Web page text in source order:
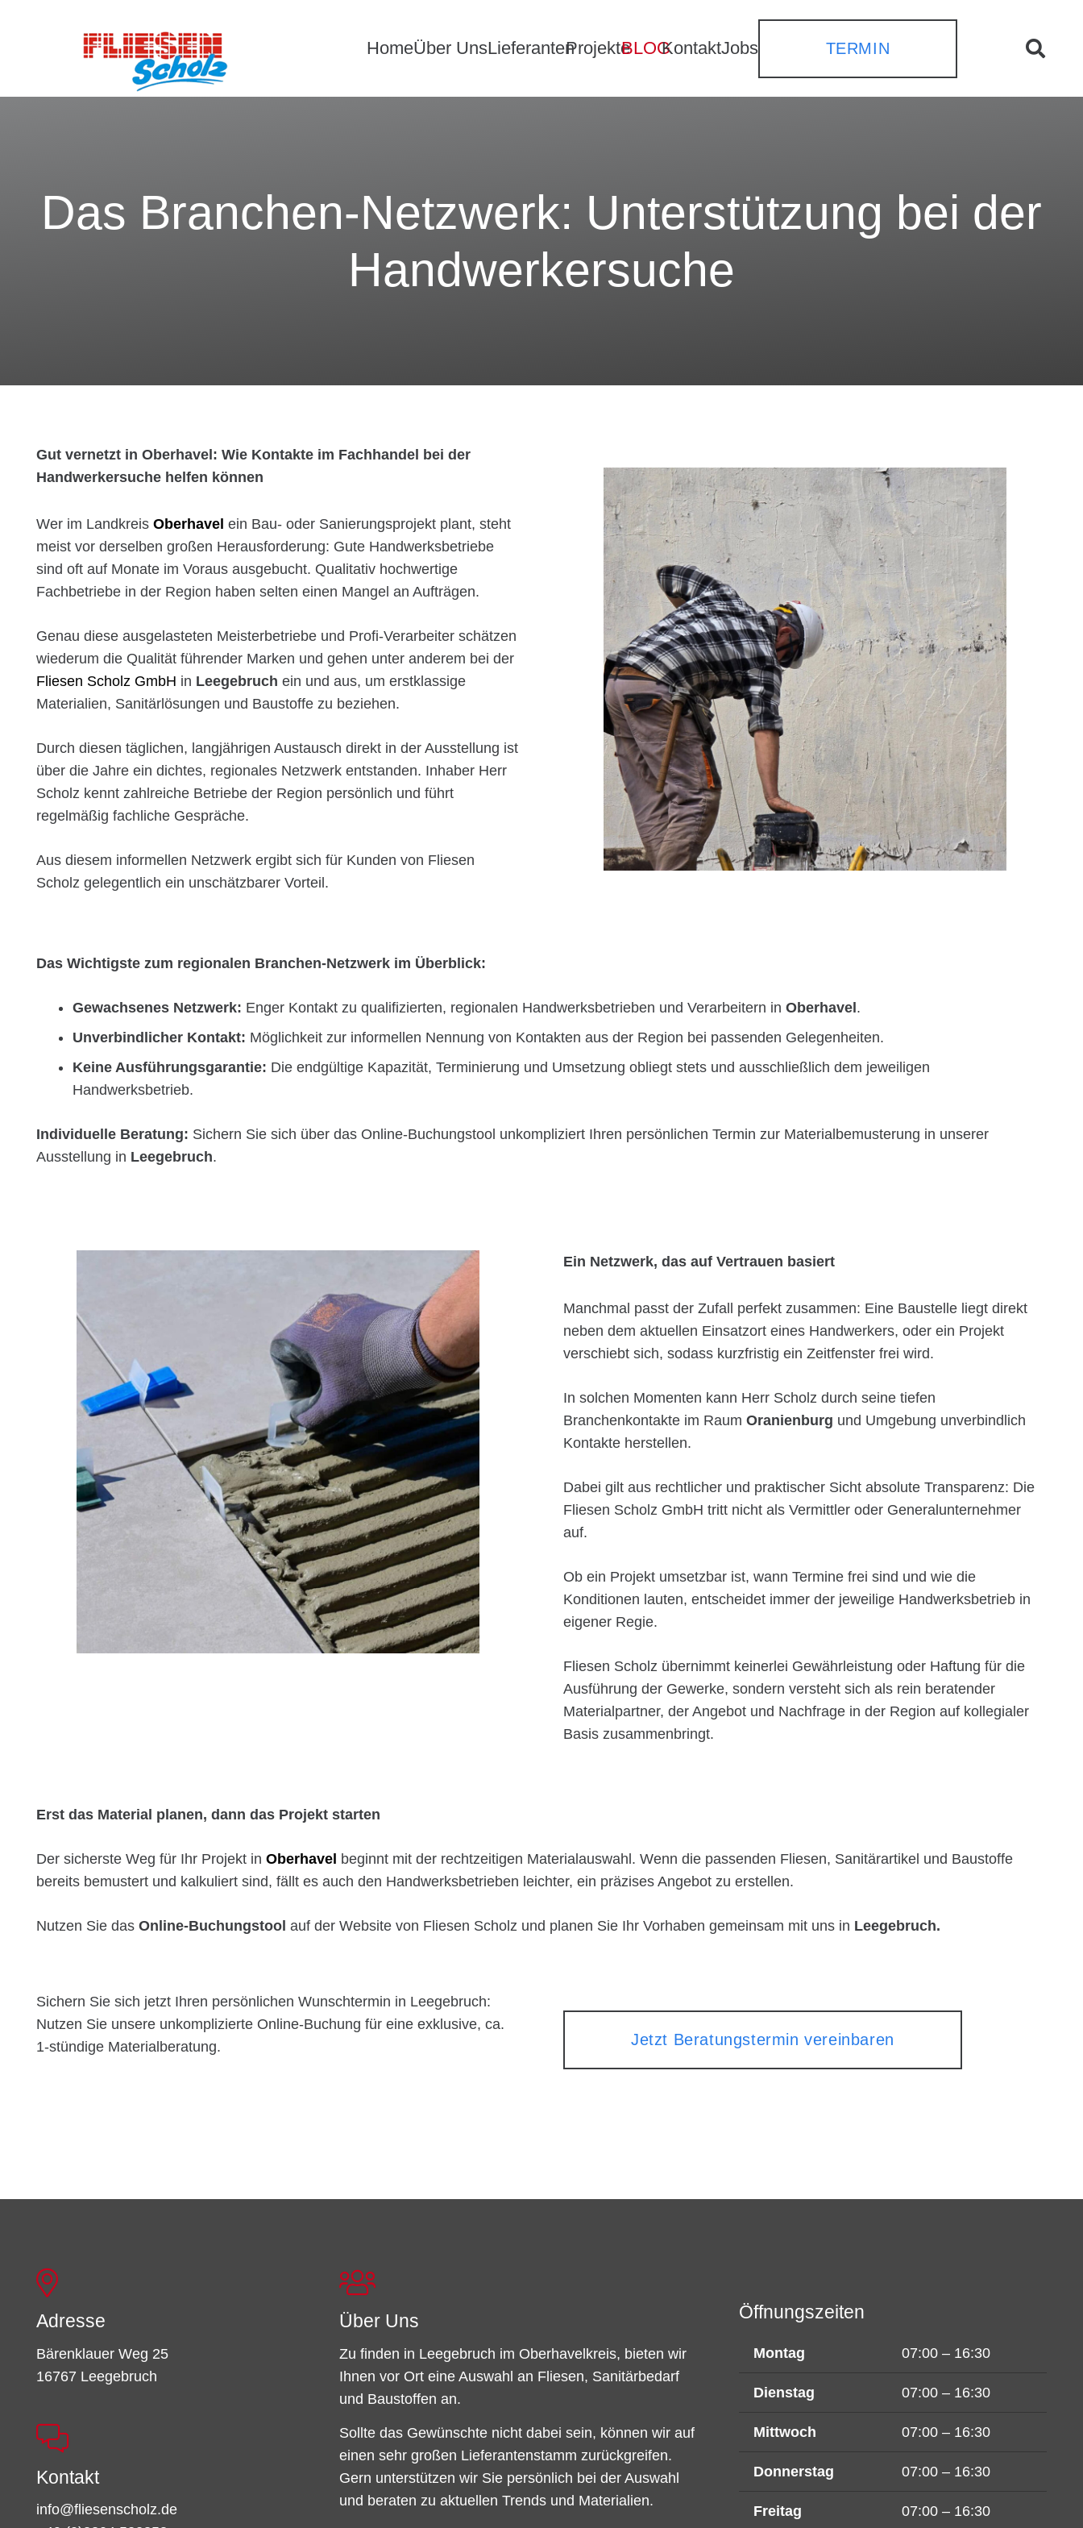
HomeÜber UnsLieferantenProjekteBLOGKontaktJobs TERMIN
Das Branchen-Netzwerk: Unterstützung bei der
Handwerkersuche
Gut vernetzt in Oberhavel: Wie Kontakte im Fachhandel bei der
Handwerkersuche helfen können
Wer im Landkreis Oberhavel ein Bau- oder Sanierungsprojekt plant, steht
meist vor derselben großen Herausforderung: Gute Handwerksbetriebe
sind oft auf Monate im Voraus ausgebucht. Qualitativ hochwertige
Fachbetriebe in der Region haben selten einen Mangel an Aufträgen.
Genau diese ausgelasteten Meisterbetriebe und Profi-Verarbeiter schätzen
wiederum die Qualität führender Marken und gehen unter anderem bei der
Fliesen Scholz GmbH in Leegebruch ein und aus, um erstklassige
Materialien, Sanitärlösungen und Baustoffe zu beziehen.
Durch diesen täglichen, langjährigen Austausch direkt in der Ausstellung ist
über die Jahre ein dichtes, regionales Netzwerk entstanden. Inhaber Herr
Scholz kennt zahlreiche Betriebe der Region persönlich und führt
regelmäßig fachliche Gespräche.
Aus diesem informellen Netzwerk ergibt sich für Kunden von Fliesen
Scholz gelegentlich ein unschätzbarer Vorteil.
Das Wichtigste zum regionalen Branchen-Netzwerk im Überblick:
Gewachsenes Netzwerk: Enger Kontakt zu qualifizierten, regionalen Handwerksbetrieben und Verarbeitern in Oberhavel .
Unverbindlicher Kontakt: Möglichkeit zur informellen Nennung von Kontakten aus der Region bei passenden Gelegenheiten.
Keine Ausführungsgarantie: Die endgültige Kapazität, Terminierung und Umsetzung obliegt stets und ausschließlich dem jeweiligen
Handwerksbetrieb.
Individuelle Beratung: Sichern Sie sich über das Online-Buchungstool unkompliziert Ihren persönlichen Termin zur Materialbemusterung in unserer
Ausstellung in Leegebruch.
Ein Netzwerk, das auf Vertrauen basiert
Manchmal passt der Zufall perfekt zusammen: Eine Baustelle liegt direkt
neben dem aktuellen Einsatzort eines Handwerkers, oder ein Projekt
verschiebt sich, sodass kurzfristig ein Zeitfenster frei wird.
In solchen Momenten kann Herr Scholz durch seine tiefen
Branchenkontakte im Raum Oranienburg und Umgebung unverbindlich
Kontakte herstellen.
Dabei gilt aus rechtlicher und praktischer Sicht absolute Transparenz: Die
Fliesen Scholz GmbH tritt nicht als Vermittler oder Generalunternehmer
auf.
Ob ein Projekt umsetzbar ist, wann Termine frei sind und wie die
Konditionen lauten, entscheidet immer der jeweilige Handwerksbetrieb in
eigener Regie.
Fliesen Scholz übernimmt keinerlei Gewährleistung oder Haftung für die
Ausführung der Gewerke, sondern versteht sich als rein beratender
Materialpartner, der Angebot und Nachfrage in der Region auf kollegialer
Basis zusammenbringt.
Erst das Material planen, dann das Projekt starten
Der sicherste Weg für Ihr Projekt in Oberhavel beginnt mit der rechtzeitigen Materialauswahl. Wenn die passenden Fliesen, Sanitärartikel und Baustoffe
bereits bemustert und kalkuliert sind, fällt es auch den Handwerksbetrieben leichter, ein präzises Angebot zu erstellen.
Nutzen Sie das Online-Buchungstool auf der Website von Fliesen Scholz und planen Sie Ihr Vorhaben gemeinsam mit uns in Leegebruch.
Sichern Sie sich jetzt Ihren persönlichen Wunschtermin in Leegebruch:
Nutzen Sie unsere unkomplizierte Online-Buchung für eine exklusive, ca.
1-stündige Materialberatung.
Jetzt Beratungstermin vereinbaren
Adresse
Bärenklauer Weg 25
16767 Leegebruch
Kontakt
info@fliesenscholz.de
Über Uns
Zu finden in Leegebruch im Oberhavelkreis, bieten wir
Ihnen vor Ort eine Auswahl an Fliesen, Sanitärbedarf
und Baustoffen an.
Sollte das Gewünschte nicht dabei sein, können wir auf
einen sehr großen Lieferantenstamm zurückgreifen.
Gern unterstützen wir Sie persönlich bei der Auswahl
und beraten zu aktuellen Trends und Materialien.
Öffnungszeiten
Montag 07:00 – 16:30
Dienstag 07:00 – 16:30
Mittwoch 07:00 – 16:30
Donnerstag 07:00 – 16:30
Freitag 07:00 – 16:30